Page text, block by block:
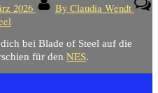
2026 By Claudia Wendt
bei Blade of Steel auf die
für den NES.